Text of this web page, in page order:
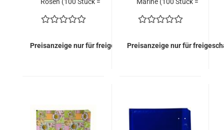
Preisanzeige nur für freigeschaltete Kunden
Preisanzeige nur für